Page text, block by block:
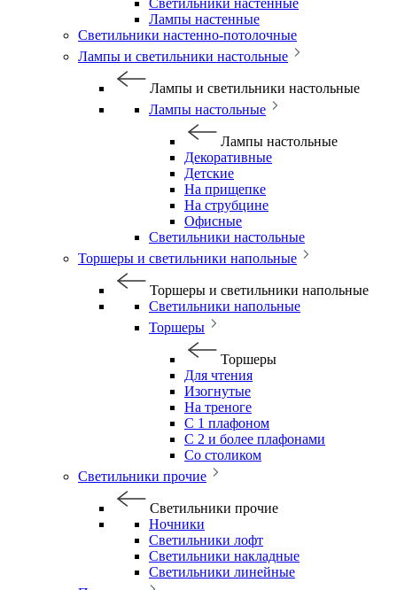
Светильники настенные
Лампы настенные
Светильники настенно-потолочные
Лампы и светильники настольные
Лампы и светильники настольные
Лампы настольные
Лампы настольные
Декоративные
Детские
На прищепке
На струбцине
Офисные
Светильники настольные
Торшеры и светильники напольные
Торшеры и светильники напольные
Светильники напольные
Торшеры
Торшеры
Для чтения
Изогнутые
На треноге
С 1 плафоном
С 2 и более плафонами
Со столиком
Светильники прочие
Светильники прочие
Ночники
Светильники лофт
Светильники накладные
Светильники линейные